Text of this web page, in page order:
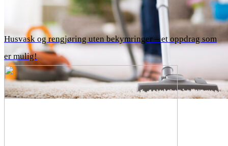
Husvask og rengjøring uten bekymringer – et oppdrag som
er mulig!